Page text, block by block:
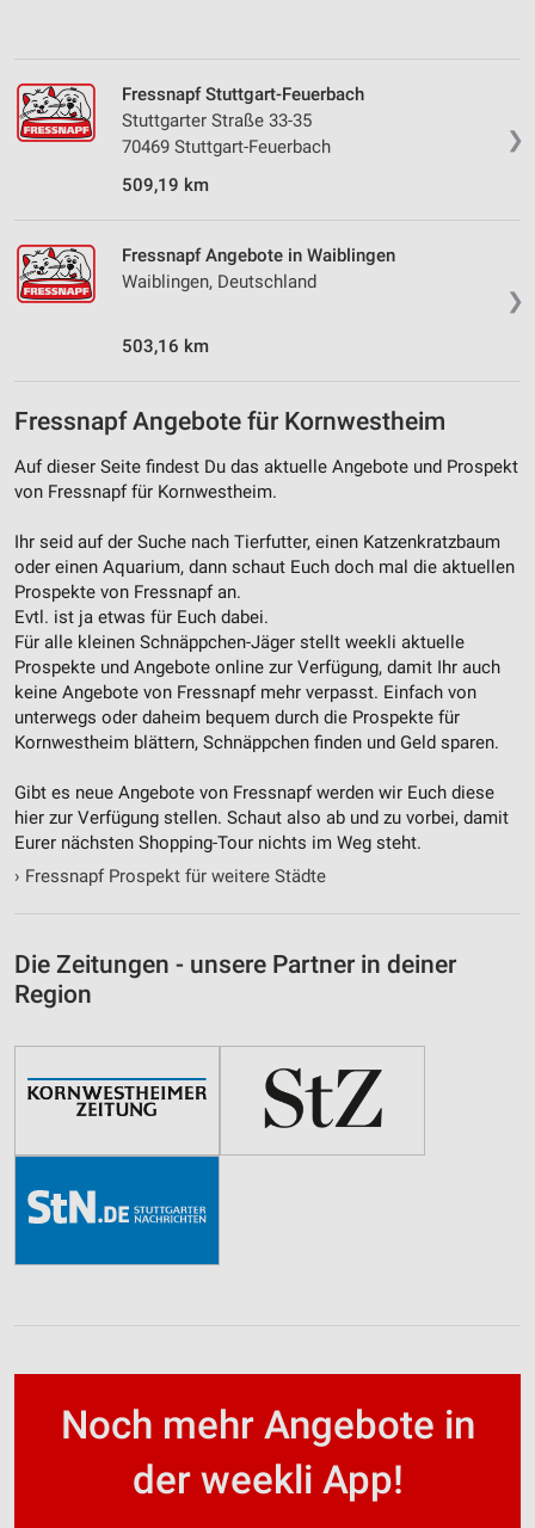
❯
Fressnapf Stuttgart-Feuerbach
Stuttgarter Straße 33-35
70469 Stuttgart-Feuerbach
509,19 km
❯
Fressnapf Angebote in Waiblingen
Waiblingen, Deutschland
503,16 km
Fressnapf Angebote für Kornwestheim
Auf dieser Seite findest Du das aktuelle Angebote und Prospekt
von Fressnapf für Kornwestheim.
Ihr seid auf der Suche nach Tierfutter, einen Katzenkratzbaum
oder einen Aquarium, dann schaut Euch doch mal die aktuellen
Prospekte von Fressnapf an.
Evtl. ist ja etwas für Euch dabei.
Für alle kleinen Schnäppchen-Jäger stellt weekli aktuelle
Prospekte und Angebote online zur Verfügung, damit Ihr auch
keine Angebote von Fressnapf mehr verpasst. Einfach von
unterwegs oder daheim bequem durch die Prospekte für
Kornwestheim blättern, Schnäppchen finden und Geld sparen.
Gibt es neue Angebote von Fressnapf werden wir Euch diese
hier zur Verfügung stellen. Schaut also ab und zu vorbei, damit
Eurer nächsten Shopping-Tour nichts im Weg steht.
› Fressnapf Prospekt für weitere Städte
Die Zeitungen - unsere Partner in deiner
Region
Noch mehr Angebote in
der weekli App!
personalisierter Inhalte
Messung der Werbeleistung
Messung der Performance von Inhalten
Kombinationen von Daten aus verschiedenen
Quellen
IAB-Besonderheiten:
Verwendung genauer Standortdaten
Informationen identifizieren
Nicht-IAB-Verarbeitungszwecke:
Notwendig
Performance
Funktional
Werbung